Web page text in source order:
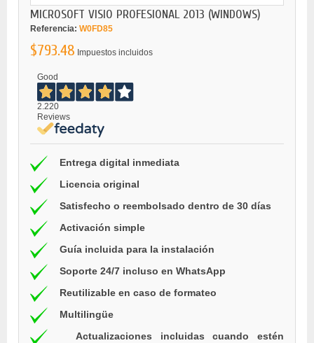
MICROSOFT VISIO PROFESIONAL 2013 (WINDOWS)
Referencia: W0FD85
$793.48 Impuestos incluidos
Good
2.220
Reviews
Entrega digital inmediata
Licencia original
Satisfecho o reembolsado dentro de 30 días
Activación simple
Guía incluida para la instalación
Soporte 24/7 incluso en WhatsApp
Reutilizable en caso de formateo
Multilingüe
Actualizaciones incluidas cuando estén